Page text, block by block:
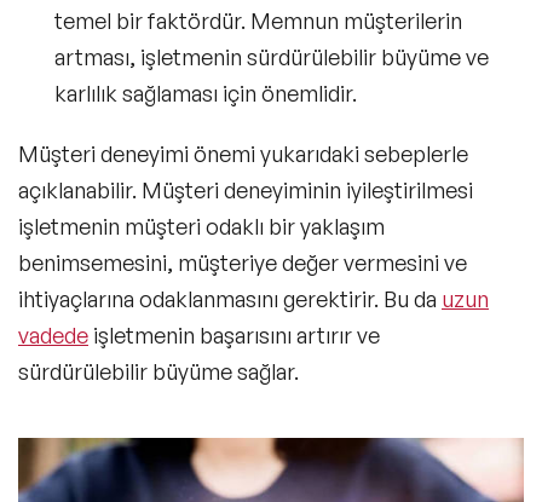
temel bir faktördür. Memnun müşterilerin
artması, işletmenin sürdürülebilir büyüme ve
karlılık sağlaması için önemlidir.
Müşteri deneyimi önemi yukarıdaki sebeplerle
açıklanabilir. Müşteri deneyiminin iyileştirilmesi
işletmenin müşteri odaklı bir yaklaşım
benimsemesini, müşteriye değer vermesini ve
ihtiyaçlarına odaklanmasını gerektirir. Bu da uzun
vadede işletmenin başarısını artırır ve
sürdürülebilir büyüme sağlar.